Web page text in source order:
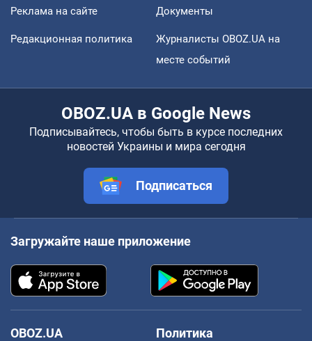
Реклама на сайте Документы
Редакционная политика
Журналисты OBOZ.UA на
месте событий
OBOZ.UA в Google News
Подписывайтесь, чтобы быть в курсе последних
новостей Украины и мира сегодня
Подписаться
Загружайте наше приложение
OBOZ.UA
Политика